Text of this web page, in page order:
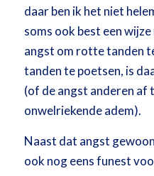
daar ben ik het niet
soms ook best een
angst om rotte tanden
tanden te poetsen, is
(of de angst anderen af
onwelriekende adem).
Naast dat angst
ook nog eens funest